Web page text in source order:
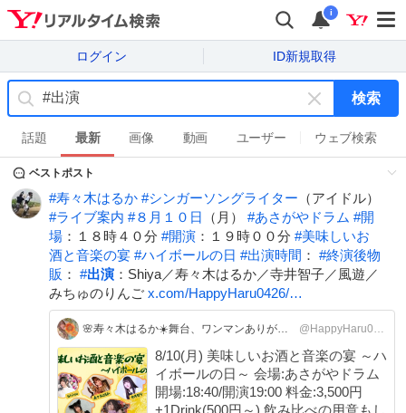
i
ログイン ID新規取得
キ
ー
ワ
ド
を
消
す
検索
話題 最新 画像 動画 ユーザー ウェブ検索
ベストポスト
#寿々木はるか #シンガーソングライター （アイドル）
#ライブ案内 #８月１０日 （月） #あさがやドラム #開
場 ：１８時４０分 #開演 ：１９時００分 #美味しいお
酒と音楽の宴 #ハイボールの日 #出演時間 ： #終演後物
販 ： #出演 ：Shiya／寿々木はるか／寺井智子／風遊／
みちゅのりんご x.com/HappyHaru0426/…
🌸寿々木はるか☀️舞台、ワンマンありがとう💝 @HappyHaru0426
8/10(月) 美味しいお酒と音楽の宴 ～ハ
イボールの日～ 会場:あさがやドラム
開場:18:40/開演19:00 料金:3,500円
+1Drink(500円～) 飲み比べの用意もし